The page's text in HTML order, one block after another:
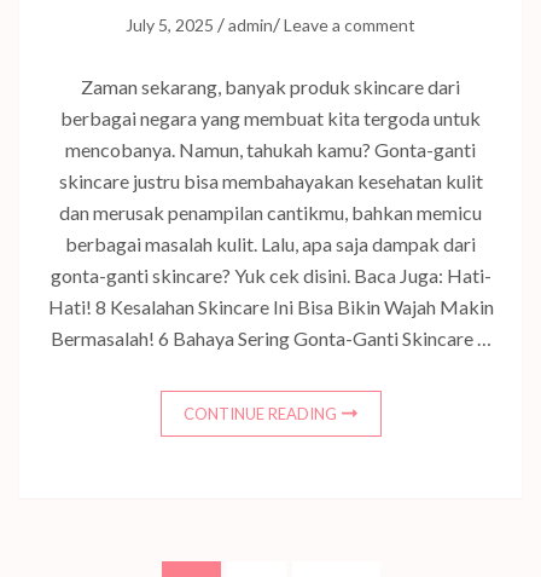
July 5, 2025 /admin/Leave a comment
Zaman sekarang, banyak produk skincare dari
berbagai negara yang membuat kita tergoda untuk
mencobanya. Namun, tahukah kamu? Gonta-ganti
skincare justru bisa membahayakan kesehatan kulit
dan merusak penampilan cantikmu, bahkan memicu
berbagai masalah kulit. Lalu, apa saja dampak dari
gonta-ganti skincare? Yuk cek disini. Baca Juga: Hati-
Hati! 8 Kesalahan Skincare Ini Bisa Bikin Wajah Makin
Bermasalah! 6 Bahaya Sering Gonta-Ganti Skincare …
CONTINUE READING